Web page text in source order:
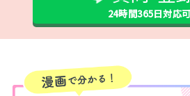
24時間365日対応